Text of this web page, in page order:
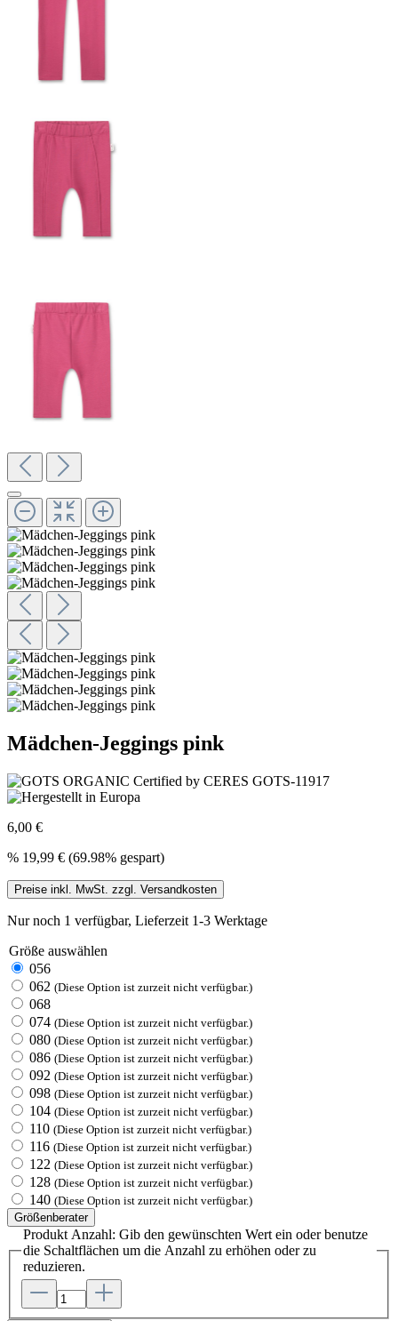
Mädchen-Jeggings pink
6,00 €
% 19,99 € (69.98% gespart)
Preise inkl. MwSt. zzgl. Versandkosten
Nur noch 1 verfügbar, Lieferzeit 1-3 Werktage
Größe auswählen
056
062 (Diese Option ist zurzeit nicht verfügbar.)
068
074 (Diese Option ist zurzeit nicht verfügbar.)
080 (Diese Option ist zurzeit nicht verfügbar.)
086 (Diese Option ist zurzeit nicht verfügbar.)
092 (Diese Option ist zurzeit nicht verfügbar.)
098 (Diese Option ist zurzeit nicht verfügbar.)
104 (Diese Option ist zurzeit nicht verfügbar.)
110 (Diese Option ist zurzeit nicht verfügbar.)
116 (Diese Option ist zurzeit nicht verfügbar.)
122 (Diese Option ist zurzeit nicht verfügbar.)
128 (Diese Option ist zurzeit nicht verfügbar.)
140 (Diese Option ist zurzeit nicht verfügbar.)
Größenberater
Produkt Anzahl: Gib den gewünschten Wert ein oder benutze
die Schaltflächen um die Anzahl zu erhöhen oder zu
reduzieren.